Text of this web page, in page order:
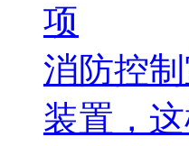
项
消防控
装置，